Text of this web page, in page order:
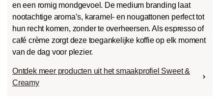
en een romig mondgevoel. De medium branding laat
nootachtige aroma’s, karamel- en nougattonen perfect tot
hun recht komen, zonder te overheersen. Als espresso of
café crème zorgt deze toegankelijke koffie op elk moment
van de dag voor plezier.
Ontdek meer producten uit het smaakprofiel Sweet &
Creamy